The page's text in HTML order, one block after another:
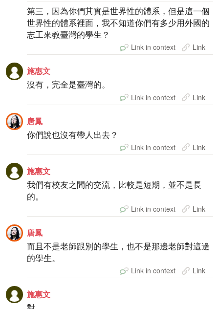
第三，因為你們其實是世界性的體系，但是這一個
世界性的體系裡面，我不知道你們有多少用外國的
志工來教臺灣的學生？
Link in context Link
施惠文
沒有，完全是臺灣的。
Link in context Link
唐鳳
你們說也沒有帶人出去？
Link in context Link
施惠文
我們有校友之間的交流，比較是短期，並不是長
的。
Link in context Link
唐鳳
而且不是老師跟別的學生，也不是那邊老師對這邊
的學生。
Link in context Link
施惠文